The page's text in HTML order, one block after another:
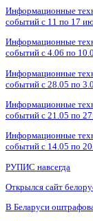
Информационные
событий с 11 по 17
Информационные
событий с 4.06 по
Информационные
событий с 28.05 по
Информационные
событий с 21.05 по
Информационные
событий с 14.05 по
РУПИС навсегда
Открылся сайт
В Беларуси